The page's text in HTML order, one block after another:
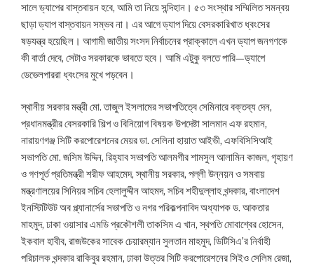
সালে ড্যাপের বাস্তবায়ন হবে, আমি তা নিয়ে সন্দিহান। ৫৩ সংস্থার সম্মিলিত সমন্বয়
ছাড়া ড্যাপ বাস্তবায়ন সম্ভব না। এর আগে ড্যাপ দিয়ে বেসরকারিখাত ধ্বংসের
ষড়যন্ত্র হয়েছিল। আগামী জাতীয় সংসদ নির্বাচনের প্রাক্কালে এখন ড্যাপ জনগণকে
কী বার্তা দেবে, সেটাও সরকারকে ভাবতে হবে। আমি এটুকু বলতে পারি—ড্যাপে
ডেভেলপাররা ধ্বংসের মুখে পড়বেন।
স্থানীয় সরকার মন্ত্রী মো. তাজুল ইসলামের সভাপতিত্বে সেমিনারে বক্তব্য দেন,
প্রধানমন্ত্রীর বেসরকারি শিল্প ও বিনিয়োগ বিষয়ক উপদেষ্টা সালমান এফ রহমান,
নারায়ণগঞ্জ সিটি করপোরেশনের মেয়র ডা. সেলিনা হায়াত আইভী, এফবিসিসিআই
সভাপতি মো. জসিম উদ্দিন, রিহ্যাব সভাপতি আলমগীর শামসুল আলামিন কাজল, গৃহায়ণ
ও গণপূর্ত প্রতিমন্ত্রী শরীফ আহমেদ, স্থানীয় সরকার, পল্লী উন্নয়ন ও সমবায়
মন্ত্রণালয়ের সিনিয়র সচিব হেলালুদ্দীন আহমদ, সচিব শহীদুল্লাহ খন্দকার, বাংলাদেশ
ইনস্টিটিউট অব প্ল্যানার্সের সভাপতি ও নগর পরিকল্পনাবিদ অধ্যাপক ড. আকতার
মাহমুদ, ঢাকা ওয়াসার এমডি প্রকৌশলী তাকসিম এ খান, স্থপতি মোবাশ্বের হোসেন,
ইকবাল হাবীব, রাজউকের সাবেক চেয়ারম্যান সুলতান মাহমুদ, ডিটিসিএ’র নির্বাহী
পরিচালক খন্দকার রাকিবুর রহমান, ঢাকা উত্তর সিটি করপোরেশনের সিইও সেলিম রেজা,